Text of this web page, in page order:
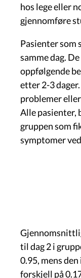
hos lege eller
gjennomføre
Pasienter som
samme dag.
oppfølgende
etter 2-3 dager.
problemer
Alle pasienter,
gruppen som
symptomer
til dag 2 i
0.95, mens
forskjell på